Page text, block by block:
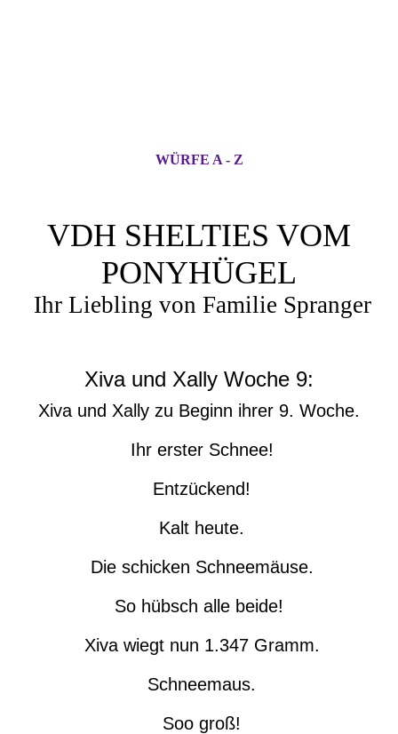
WÜRFE A - Z
VDH SHELTIES VOM
PONYHÜGEL
Ihr Liebling von Familie Spranger
Xiva und Xally Woche 9:
Xiva und Xally zu Beginn ihrer 9. Woche.
Ihr erster Schnee!
Entzückend!
Kalt heute.
Die schicken Schneemäuse.
So hübsch alle beide!
Xiva wiegt nun 1.347 Gramm.
Schneemaus.
Soo groß!